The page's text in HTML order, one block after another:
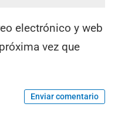
electrónico y web
vez que
Enviar comentario